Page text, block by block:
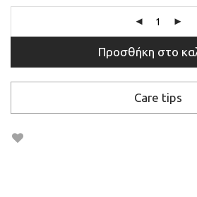
Προσθήκη στο
Care tips